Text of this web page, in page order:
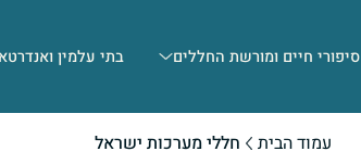
סיפורי חיים ומורשת החללים בתי עלמין
עמוד הבית חללי מערכות ישראל